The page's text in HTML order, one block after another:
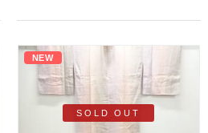
NEW
SOLD OUT